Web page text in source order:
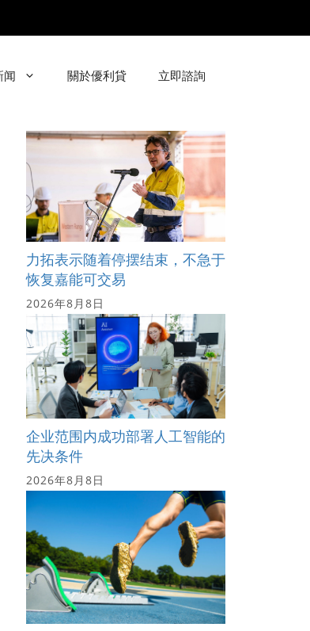
闻 關於優利貸 立即諮詢
力拓表示随着停摆结束，不急于
恢复嘉能可交易
2026年8月8日
企业范围内成功部署人工智能的
先决条件
2026年8月8日